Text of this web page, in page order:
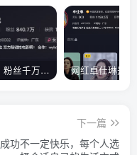
真子日记：粉丝千万的真子日记是最懂反转的网红吗？
下一篇
成功不一定快乐，每个人选